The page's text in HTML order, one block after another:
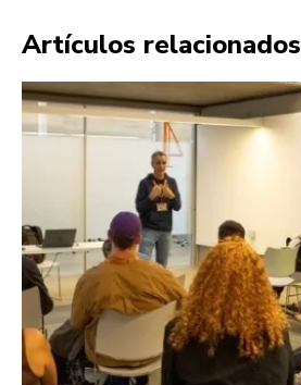
Artículos relacionados